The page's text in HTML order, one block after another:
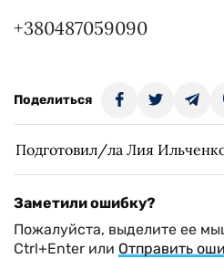
+380487059090
Поделиться
Подготовил/ла Лия
Заметили ошибку?
Пожалуйста, выделите ее
Ctrl+Enter или Отправить